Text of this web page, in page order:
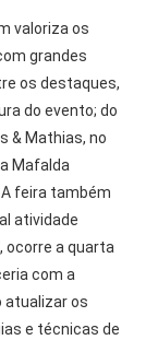
valoriza os
grandes
os destaques,
do evento; do
& Mathias, no
Mafalda
feira também
atividade
ocorre a quarta
com a
atualizar os
e técnicas de